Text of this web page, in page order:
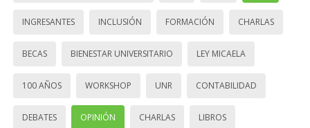
INGRESANTES INCLUSIÓN FORMACIÓN CHARLAS
BECAS BIENESTAR UNIVERSITARIO LEY MICAELA
100 AÑOS WORKSHOP UNR CONTABILIDAD
DEBATES OPINIÓN CHARLAS LIBROS